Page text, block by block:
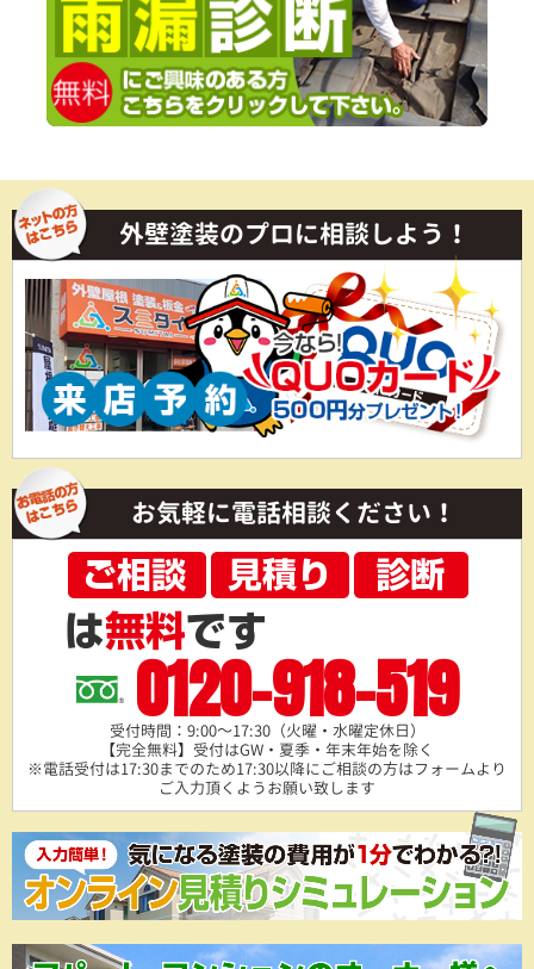
外壁塗装のプロに相談しよう！
お気軽に電話相談ください！
0120-918-519
受付時間：9:00～17:30（火曜・水曜定休日）
【完全無料】受付はGW・夏季・年末年始を除く
※電話受付は17:30までのため17:30以降にご相談の方はフォームより
ご入力頂くようお願い致します